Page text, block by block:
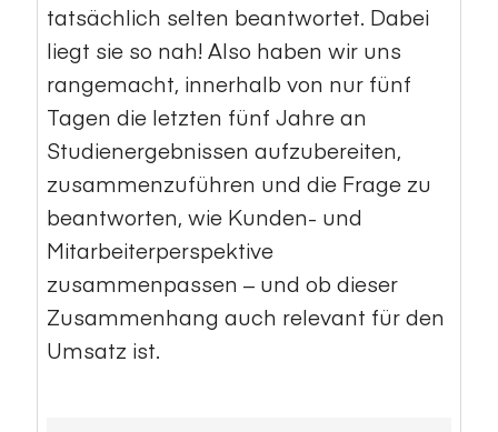
tatsächlich selten beantwortet. Dabei
liegt sie so nah! Also haben wir uns
rangemacht, innerhalb von nur fünf
Tagen die letzten fünf Jahre an
Studienergebnissen aufzubereiten,
zusammenzuführen und die Frage zu
beantworten, wie Kunden- und
Mitarbeiterperspektive
zusammenpassen – und ob dieser
Zusammenhang auch relevant für den
Umsatz ist.